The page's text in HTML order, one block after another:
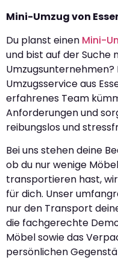
Mini-Umzug von
Du planst einen Mini-
und bist auf der Suche
Umzugsunternehmen?
Umzugsservice aus
erfahrenes Team
Anforderungen und
reibungslos und
Bei uns stehen deine
ob du nur wenige
transportieren hast,
für dich. Unser
nur den Transport
die fachgerechte
Möbel sowie das
persönlichen